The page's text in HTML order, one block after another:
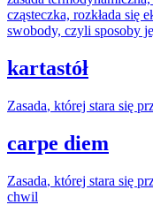
cząsteczka, rozkłada się
swobody, czyli sposoby
kartastół
Zasada, której stara się
carpe diem
Zasada, której stara się
chwil